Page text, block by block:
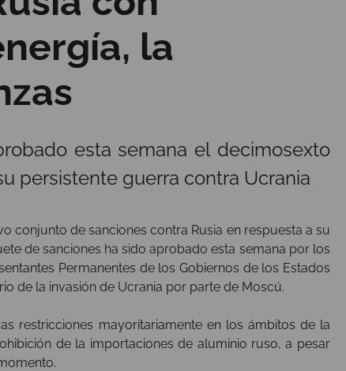
la
esta semana el decimosexto
persistente guerra contra Ucrania
conjunto de sanciones contra Rusia en respuesta a su
de sanciones ha sido aprobado esta semana por los
Permanentes de los Gobiernos de los Estados
de la invasión de Ucrania por parte de Moscú.
restricciones mayoritariamente en los ámbitos de la
de la importaciones de aluminio ruso, a pesar